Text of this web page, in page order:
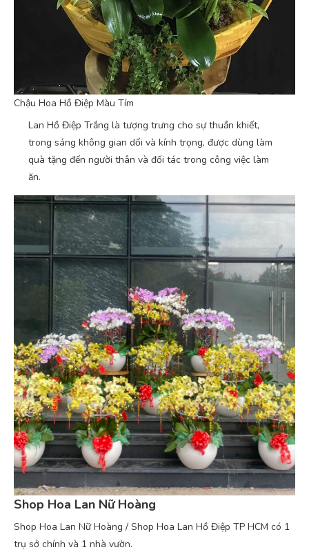
Chậu Hoa Hồ Điệp Màu Tím
Lan Hồ Điệp Trắng là tượng trưng cho sự thuần khiết,
trong sáng không gian dối và kính trọng, được dùng làm
quà tặng đến người thân và đối tác trong công việc làm
ăn.
Shop Hoa Lan Nữ Hoàng
Shop Hoa Lan Nữ Hoàng / Shop Hoa Lan Hồ Điệp TP HCM có 1
trụ sở chính và 1 nhà vườn.